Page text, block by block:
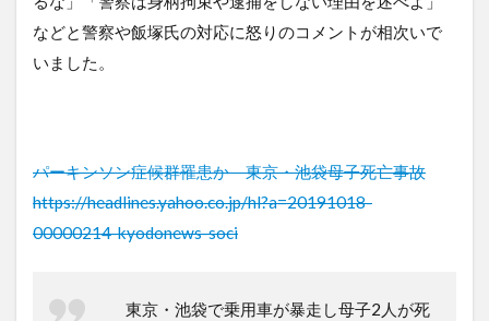
などと警察や飯塚氏の対応に怒りのコメントが相次いで
いました。
パーキンソン症候群罹患か 東京・池袋母子死亡事故
https://headlines.yahoo.co.jp/hl?a=20191018-
00000214-kyodonews-soci
東京・池袋で乗用車が暴走し母子2人が死